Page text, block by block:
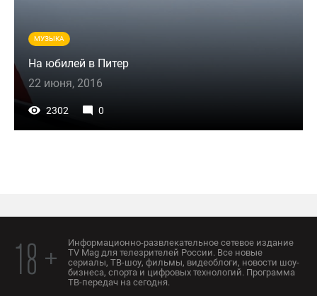
МУЗЫКА
На юбилей в Питер
22 июня, 2016
2302 0
18 +
Информационно-развлекательное сетевое издание
TV Mag для телезрителей России. Все новые
сериалы, ТВ-шоу, фильмы, видеоблоги, новости шоу-
бизнеса, спорта и цифровых технологий. Программа
ТВ-передач на сегодня.